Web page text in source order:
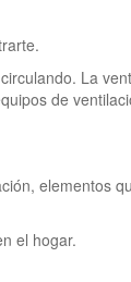
La
de
elementos
el hogar.